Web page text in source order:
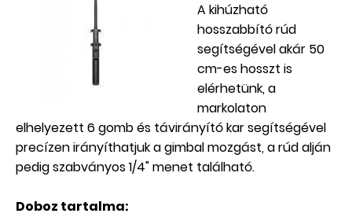
A kihúzható
hosszabbító rúd
segítségével akár 50
cm-es hosszt is
elérhetünk, a
markolaton
elhelyezett 6 gomb és távirányító kar segítségével
precízen irányíthatjuk a gimbal mozgást, a rúd alján
pedig szabványos 1/4" menet található.
Doboz tartalma: